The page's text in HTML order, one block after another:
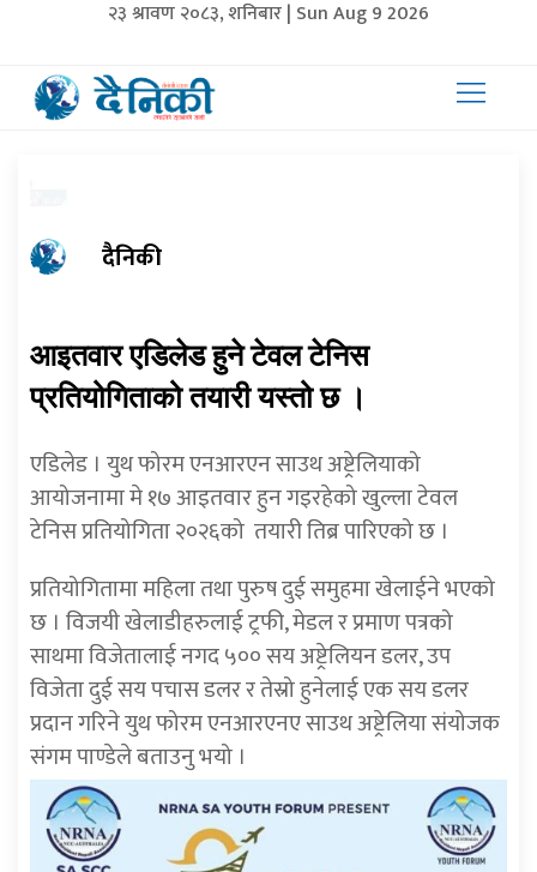
२३ श्रावण २०८३, शनिबार | Sun Aug 9 2026
दैनिकी
आइतवार एडिलेड हुने टेवल टेनिस
प्रतियोगिताको तयारी यस्तो छ ।
एडिलेड । युथ फोरम एनआरएन साउथ अष्ट्रेलियाको
आयोजनामा मे १७ आइतवार हुन गइरहेको खुल्ला टेवल
टेनिस प्रतियोगिता २०२६को तयारी तिब्र पारिएको छ ।
प्रतियोगितामा महिला तथा पुरुष दुई समुहमा खेलाईने भएको
छ । विजयी खेलाडीहरुलाई ट्रफी, मेडल र प्रमाण पत्रको
साथमा विजेतालाई नगद ५०० सय अष्ट्रेलियन डलर, उप
विजेता दुई सय पचास डलर र तेस्रो हुनेलाई एक सय डलर
प्रदान गरिने युथ फोरम एनआरएनए साउथ अष्ट्रेलिया संयोजक
संगम पाण्डेले बताउनु भयो ।